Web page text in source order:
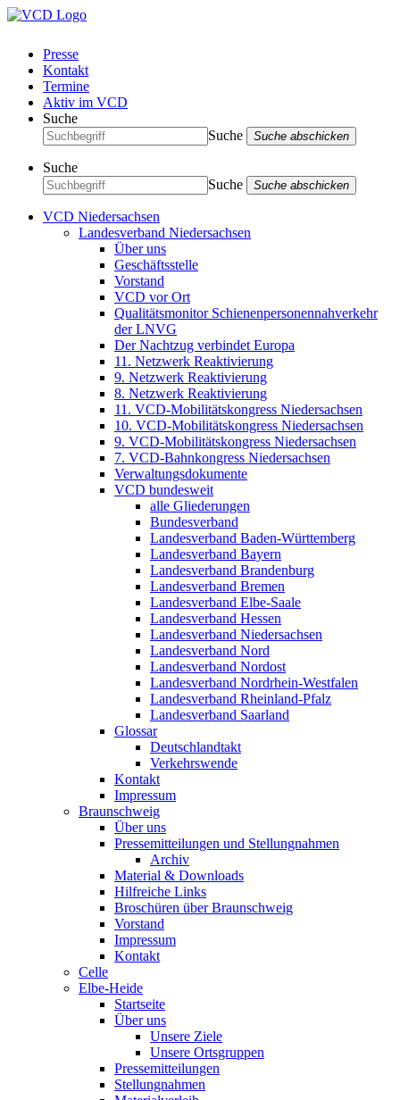
Presse
Kontakt
Termine
Aktiv im VCD
Suche
Suche
Suche abschicken
Suche
Suche
Suche abschicken
VCD Niedersachsen
Landesverband Niedersachsen
Über uns
Geschäftsstelle
Vorstand
VCD vor Ort
Qualitätsmonitor Schienenpersonennahverkehr
der LNVG
Der Nachtzug verbindet Europa
11. Netzwerk Reaktivierung
9. Netzwerk Reaktivierung
8. Netzwerk Reaktivierung
11. VCD-Mobilitätskongress Niedersachsen
10. VCD-Mobilitätskongress Niedersachsen
9. VCD-Mobilitätskongress Niedersachsen
7. VCD-Bahnkongress Niedersachsen
Verwaltungsdokumente
VCD bundesweit
alle Gliederungen
Bundesverband
Landesverband Baden-Württemberg
Landesverband Bayern
Landesverband Brandenburg
Landesverband Bremen
Landesverband Elbe-Saale
Landesverband Hessen
Landesverband Niedersachsen
Landesverband Nord
Landesverband Nordost
Landesverband Nordrhein-Westfalen
Landesverband Rheinland-Pfalz
Landesverband Saarland
Glossar
Deutschlandtakt
Verkehrswende
Kontakt
Impressum
Braunschweig
Über uns
Pressemitteilungen und Stellungnahmen
Archiv
Material & Downloads
Hilfreiche Links
Broschüren über Braunschweig
Vorstand
Impressum
Kontakt
Celle
Elbe-Heide
Startseite
Über uns
Unsere Ziele
Unsere Ortsgruppen
Pressemitteilungen
Stellungnahmen